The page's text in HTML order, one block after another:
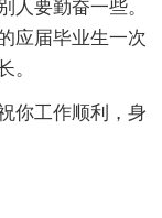
人要勤奋一些。
应届毕业生一次
。
你工作顺利，身